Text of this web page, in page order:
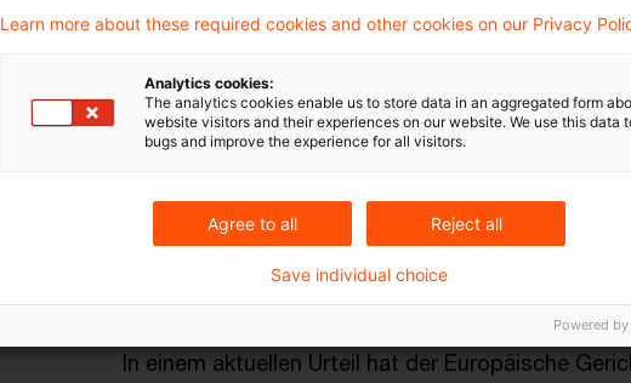
Beschluss der Europäischen Kommission
erklärt. Der Kommission sei es nicht gelungen,
eine unzulässige staatliche Beihilfe im Sinne von
Originaldatum 10. September 2024
Steuervorbescheide Luxemburg:
...
In einem aktuellen Urteil hat der Europäische
Learn more about these required cookies and other cookies on our Privacy
Analytics cookies:
The analytics cookies enable us to store data in an aggregated form
website visitors and their experiences on our website. We use this data
bugs and improve the experience for all visitors.
Agree to all Reject all
Save individual choice
Powered by